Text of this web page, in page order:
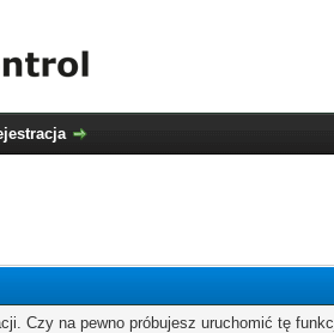
Czy na pewno próbujesz uruchomić tę